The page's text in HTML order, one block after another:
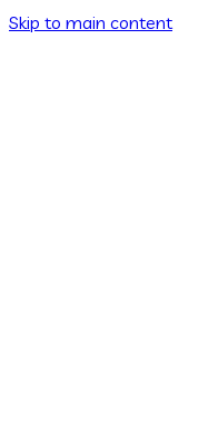
Skip to main content